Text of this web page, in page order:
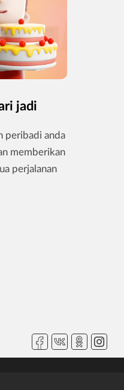
jadi
peribadi anda
memberikan
perjalanan